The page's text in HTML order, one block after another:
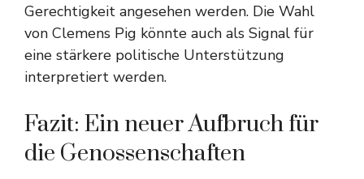
Gerechtigkeit angesehen werden. Die Wahl
von Clemens Pig könnte auch als Signal für
eine stärkere politische Unterstützung
interpretiert werden.
Fazit: Ein neuer Aufbruch für
die Genossenschaften